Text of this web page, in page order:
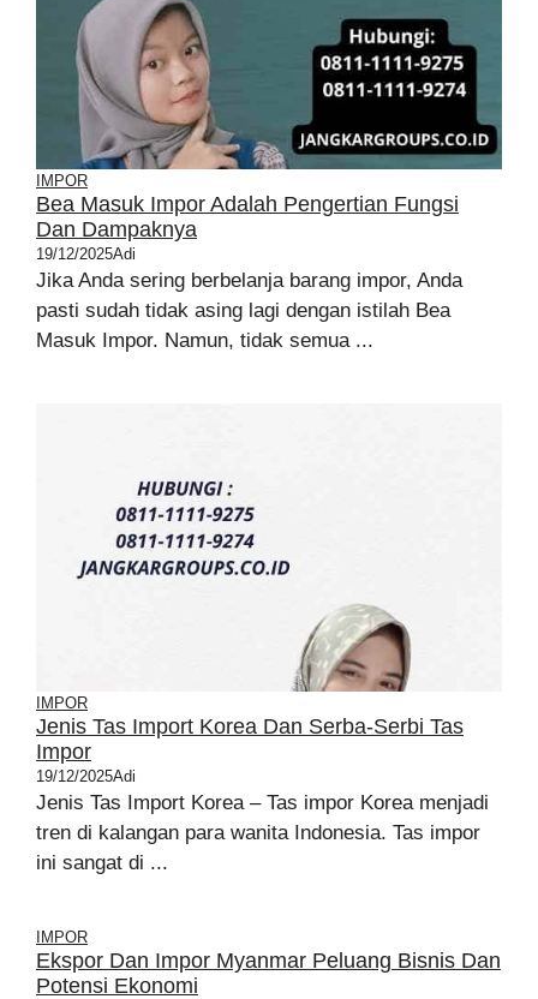
IMPOR
Bea Masuk Impor Adalah Pengertian Fungsi
Dan Dampaknya
19/12/2025Adi
Jika Anda sering berbelanja barang impor, Anda
pasti sudah tidak asing lagi dengan istilah Bea
Masuk Impor. Namun, tidak semua ...
IMPOR
Jenis Tas Import Korea Dan Serba-Serbi Tas
Impor
19/12/2025Adi
Jenis Tas Import Korea – Tas impor Korea menjadi
tren di kalangan para wanita Indonesia. Tas impor
ini sangat di ...
IMPOR
Ekspor Dan Impor Myanmar Peluang Bisnis Dan
Potensi Ekonomi